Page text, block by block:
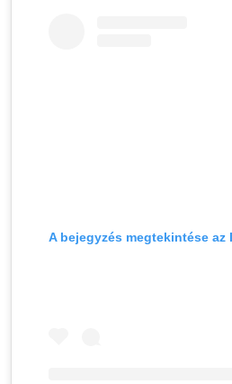
A bejegyzés megtekintése az